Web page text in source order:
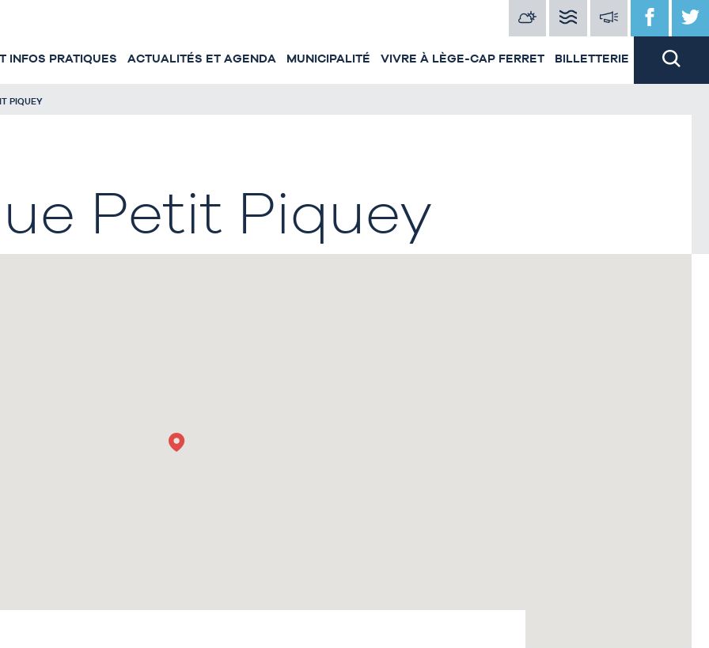
INFOS PRATIQUES ACTUALITÉS ET AGENDA MUNICIPALITÉ VIVRE À LÈGE-CAP FERRET BILLETTERIE
PIQUEY
Petit Piquey